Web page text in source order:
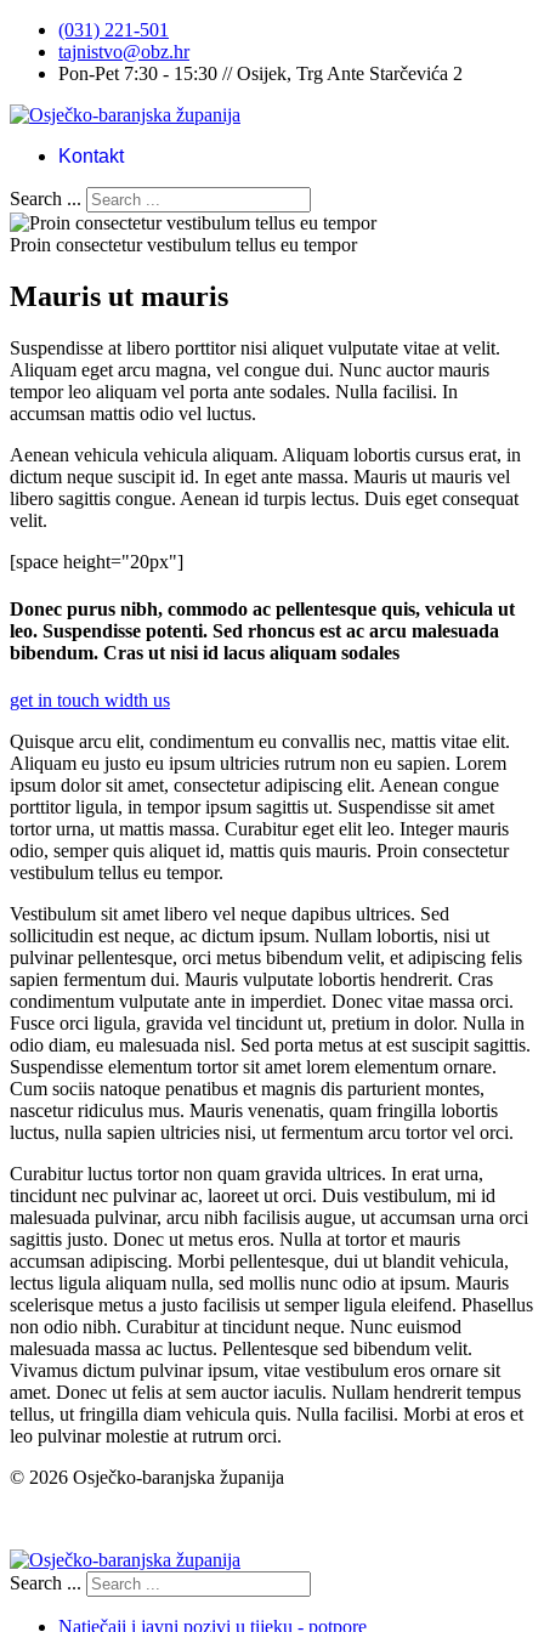
(031) 221-501
tajnistvo@obz.hr
Pon-Pet 7:30 - 15:30 // Osijek, Trg Ante Starčevića 2
Kontakt
Search ...
Proin consectetur vestibulum tellus eu tempor
Mauris ut mauris
Suspendisse at libero porttitor nisi aliquet vulputate vitae at velit.
Aliquam eget arcu magna, vel congue dui. Nunc auctor mauris
tempor leo aliquam vel porta ante sodales. Nulla facilisi. In
accumsan mattis odio vel luctus.
Aenean vehicula vehicula aliquam. Aliquam lobortis cursus erat, in
dictum neque suscipit id. In eget ante massa. Mauris ut mauris vel
libero sagittis congue. Aenean id turpis lectus. Duis eget consequat
velit.
[space height="20px"]
Donec purus nibh, commodo ac pellentesque quis, vehicula ut
leo. Suspendisse potenti. Sed rhoncus est ac arcu malesuada
bibendum. Cras ut nisi id lacus aliquam sodales
get in touch width us
Quisque arcu elit, condimentum eu convallis nec, mattis vitae elit.
Aliquam eu justo eu ipsum ultricies rutrum non eu sapien. Lorem
ipsum dolor sit amet, consectetur adipiscing elit. Aenean congue
porttitor ligula, in tempor ipsum sagittis ut. Suspendisse sit amet
tortor urna, ut mattis massa. Curabitur eget elit leo. Integer mauris
odio, semper quis aliquet id, mattis quis mauris. Proin consectetur
vestibulum tellus eu tempor.
Vestibulum sit amet libero vel neque dapibus ultrices. Sed
sollicitudin est neque, ac dictum ipsum. Nullam lobortis, nisi ut
pulvinar pellentesque, orci metus bibendum velit, et adipiscing felis
sapien fermentum dui. Mauris vulputate lobortis hendrerit. Cras
condimentum vulputate ante in imperdiet. Donec vitae massa orci.
Fusce orci ligula, gravida vel tincidunt ut, pretium in dolor. Nulla in
odio diam, eu malesuada nisl. Sed porta metus at est suscipit sagittis.
Suspendisse elementum tortor sit amet lorem elementum ornare.
Cum sociis natoque penatibus et magnis dis parturient montes,
nascetur ridiculus mus. Mauris venenatis, quam fringilla lobortis
luctus, nulla sapien ultricies nisi, ut fermentum arcu tortor vel orci.
Curabitur luctus tortor non quam gravida ultrices. In erat urna,
tincidunt nec pulvinar ac, laoreet ut orci. Duis vestibulum, mi id
malesuada pulvinar, arcu nibh facilisis augue, ut accumsan urna orci
sagittis justo. Donec ut metus eros. Nulla at tortor et mauris
accumsan adipiscing. Morbi pellentesque, dui ut blandit vehicula,
lectus ligula aliquam nulla, sed mollis nunc odio at ipsum. Mauris
scelerisque metus a justo facilisis ut semper ligula eleifend. Phasellus
non odio nibh. Curabitur at tincidunt neque. Nunc euismod
malesuada massa ac luctus. Pellentesque sed bibendum velit.
Vivamus dictum pulvinar ipsum, vitae vestibulum eros ornare sit
amet. Donec ut felis at sem auctor iaculis. Nullam hendrerit tempus
tellus, ut fringilla diam vehicula quis. Nulla facilisi. Morbi at eros et
leo pulvinar molestie at rutrum orci.
© 2026 Osječko-baranjska županija
Search ...
Natječaji i javni pozivi u tijeku - potpore